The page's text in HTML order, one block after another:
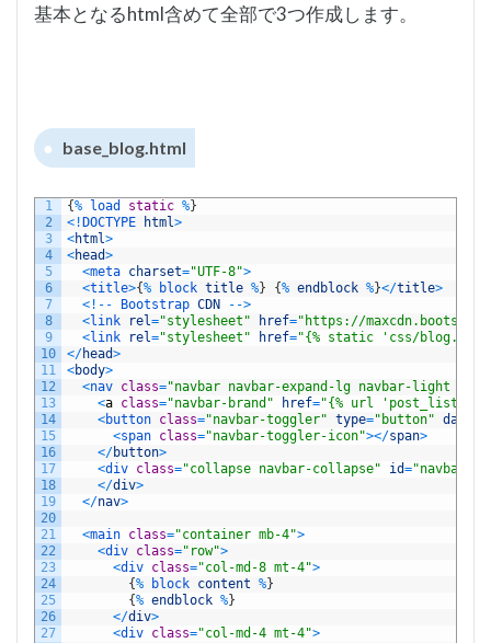
基本となるhtml含めて全部で3つ作成します。
base_blog.html
1
2
3
4
5
6
7
8
9
10
11
12
13
14
15
16
17
18
19
20
21
22
23
24
25
26
27
{% load static %}
< ! DOCTYPE html>
<html>
<head>
<meta charset="UTF-8">
<title>{% block title %} {% endblock %}</title>
< ! -- Bootstrap CDN -->
<link rel="stylesheet" href="https://
<link rel="stylesheet" href="{% static 'css/blog.css'
</head>
<body>
<nav class="navbar navbar-expand-lg navbar-light
<a class="navbar-brand" href="{% url 'post_list'
<button class="navbar-toggler" type="button" data
<span class="navbar-toggler-icon"></span>
</button>
<div class="collapse navbar-collapse" id=
</div>
</nav>
<main class="container mb-4">
<div class="row">
<div class="col-md-8 mt-4">
{% block content %}
{% endblock %}
</div>
<div class="col-md-4 mt-4">